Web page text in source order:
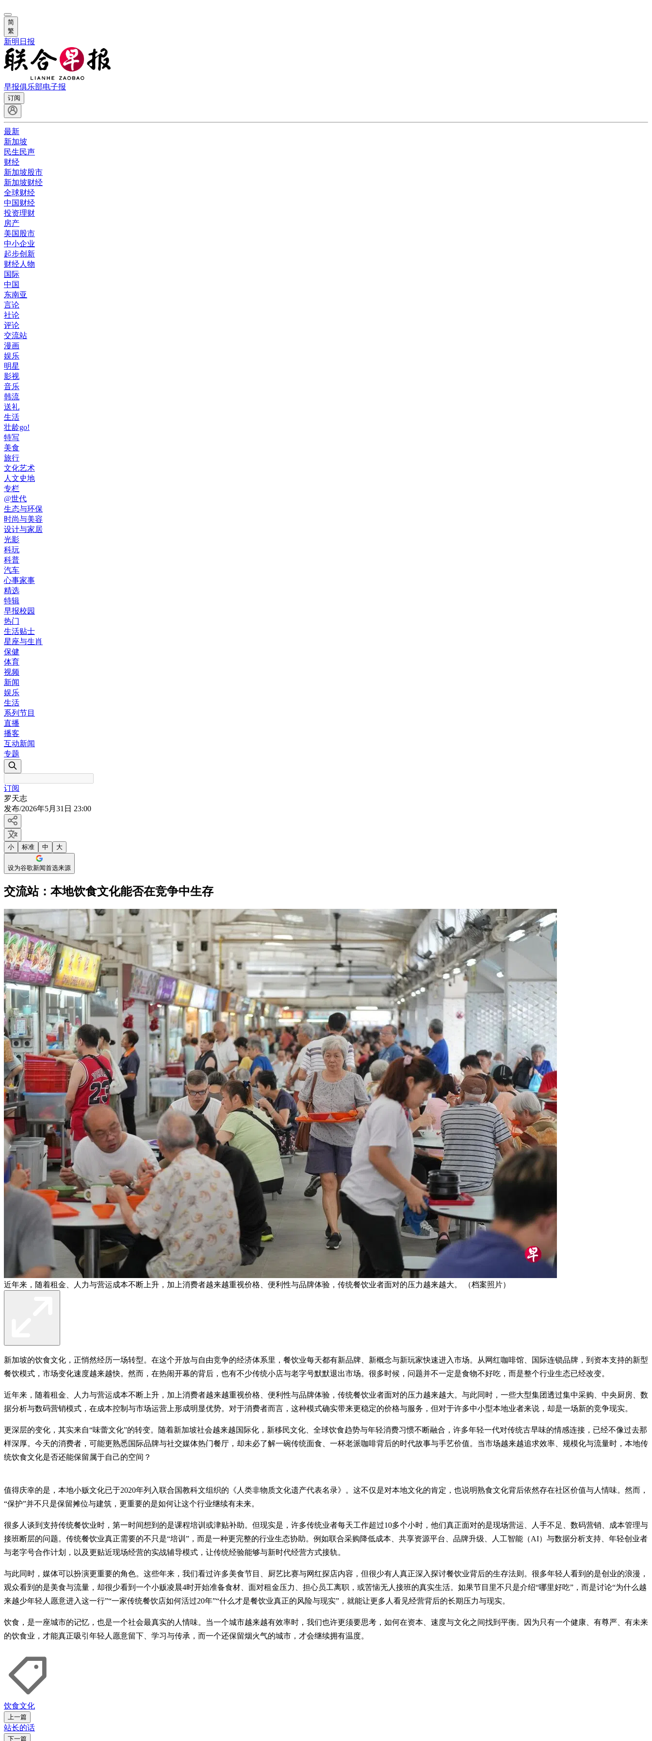
简
繁
新明日报
早报俱乐部电子报
订阅
最新
新加坡
民生民声
财经
新加坡股市
新加坡财经
全球财经
中国财经
投资理财
房产
美国股市
中小企业
起步创新
财经人物
国际
中国
东南亚
言论
社论
评论
交流站
漫画
娱乐
明星
影视
音乐
韩流
送礼
生活
壮龄go!
特写
美食
旅行
文化艺术
人文史地
专栏
@世代
生态与环保
时尚与美容
设计与家居
光影
科玩
科普
汽车
心事家事
精选
特辑
早报校园
热门
生活贴士
星座与生肖
保健
体育
视频
新闻
娱乐
生活
系列节目
直播
播客
互动新闻
专题
订阅
罗天志
发布/2026年5月31日 23:00
小 标准 中 大
设为谷歌新闻首选来源
交流站：本地饮食文化能否在竞争中生存
近年来，随着租金、人力与营运成本不断上升，加上消费者越来越重视价格、便利性与品牌体验，传统餐饮业者面对的压力越来越大。 （档案照片）
新加坡的饮食文化，正悄然经历一场转型。在这个开放与自由竞争的经济体系里，餐饮业每天都有新品牌、新概念与新玩家快速进入市场。从网红咖啡馆、国际连锁品牌，到资本支持的新型
餐饮模式，市场变化速度越来越快。然而，在热闹开幕的背后，也有不少传统小店与老字号默默退出市场。很多时候，问题并不一定是食物不好吃，而是整个行业生态已经改变。
近年来，随着租金、人力与营运成本不断上升，加上消费者越来越重视价格、便利性与品牌体验，传统餐饮业者面对的压力越来越大。与此同时，一些大型集团透过集中采购、中央厨房、数
据分析与数码营销模式，在成本控制与市场运营上形成明显优势。对于消费者而言，这种模式确实带来更稳定的价格与服务，但对于许多中小型本地业者来说，却是一场新的竞争现实。
更深层的变化，其实来自“味蕾文化”的转变。随着新加坡社会越来越国际化，新移民文化、全球饮食趋势与年轻消费习惯不断融合，许多年轻一代对传统古早味的情感连接，已经不像过去那
样深厚。今天的消费者，可能更熟悉国际品牌与社交媒体热门餐厅，却未必了解一碗传统面食、一杯老派咖啡背后的时代故事与手艺价值。当市场越来越追求效率、规模化与流量时，本地传
统饮食文化是否还能保留属于自己的空间？
值得庆幸的是，本地小贩文化已于2020年列入联合国教科文组织的《人类非物质文化遗产代表名录》。这不仅是对本地文化的肯定，也说明熟食文化背后依然存在社区价值与人情味。然而，
“保护”并不只是保留摊位与建筑，更重要的是如何让这个行业继续有未来。
很多人谈到支持传统餐饮业时，第一时间想到的是课程培训或津贴补助。但现实是，许多传统业者每天工作超过10多个小时，他们真正面对的是现场营运、人手不足、数码营销、成本管理与
接班断层的问题。传统餐饮业真正需要的不只是“培训”，而是一种更完整的行业生态协助。例如联合采购降低成本、共享资源平台、品牌升级、人工智能（AI）与数据分析支持、年轻创业者
与老字号合作计划，以及更贴近现场经营的实战辅导模式，让传统经验能够与新时代经营方式接轨。
与此同时，媒体可以扮演更重要的角色。这些年来，我们看过许多美食节目、厨艺比赛与网红探店内容，但很少有人真正深入探讨餐饮业背后的生存法则。很多年轻人看到的是创业的浪漫，
观众看到的是美食与流量，却很少看到一个小贩凌晨4时开始准备食材、面对租金压力、担心员工离职，或苦恼无人接班的真实生活。如果节目里不只是介绍“哪里好吃”，而是讨论“为什么越
来越少年轻人愿意进入这一行”“一家传统餐饮店如何活过20年”“什么才是餐饮业真正的风险与现实”，就能让更多人看见经营背后的长期压力与现实。
饮食，是一座城市的记忆，也是一个社会最真实的人情味。当一个城市越来越有效率时，我们也许更须要思考，如何在资本、速度与文化之间找到平衡。因为只有一个健康、有尊严、有未来
的饮食业，才能真正吸引年轻人愿意留下、学习与传承，而一个还保留烟火气的城市，才会继续拥有温度。
饮食文化
上一篇
站长的话
下一篇